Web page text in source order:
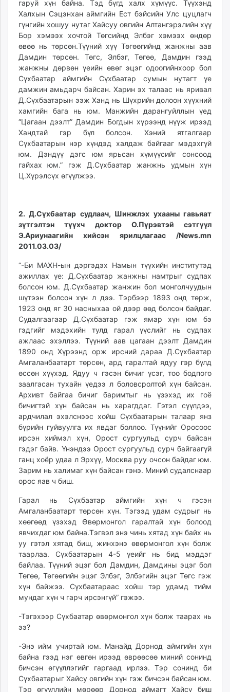
гаруй хүн байна. Тэд бүгд халх хүмүүс. Түүхэнд
Халхын Сэцэнхан аймгийн Ест бэйсийн Улс цуцлагч
гүнгийн хошуу нутаг Хайсуу овгийн Алтангэрэлийн хүү
Бор хэмээх хочтой Төгсийнд Элбэг хэмээх өндөр
өвөө нь төрсөн.Түүний хүү Төгөөгийнд жанжны аав
Дамдин төрсөн. Төгс, Элбэг, Төгөө, Дамдин гээд
жанжны дөрвөн үеийн өвөг эцэг одоогийнхоор бол
Сүхбаатар аймгийн Сүхбаатар сумын нутагт үе
дамжин амьдарч байсан. Харин эх талаас нь яривал
Д.Сүхбаатарын ээж Ханд нь Шүхрийн долоон хүүхний
хамгийн бага нь юм. Манжийн дарангуйллын үед
“Цагаан дээлт” Дамдин Богдын хүрээнд нүүж ирээд
Хандтай гэр бүл болсон. Хэний ятгалгаар
Сүхбаатарын нэр хүндэд халдаж байгааг мэдэхгүй
юм. Дэндүү дэгс юм ярьсан хүмүүсийг сонсоод
гайхах юм.” гэж Д.Сүхбаатар жанжнь удмын хүн
Ц.Хүрэлсүх өгүүлжээ.
2. Д.Сүхбаатар судлаач, Шинжлэх ухааны гавьяат
зүтгэлтэн түүхч доктор О.Пүрэвтэй сэтгүүл
Э.Ариунаагийн хийсэн ярилцлагаас /News.mn
2011.03.03/
“-Би МАХН-ын дэргэдэх Намын түүхийн институтэд
ажиллах үе: Д.Сүхбаатар жанжны намтрыг судпах
болсон юм. Д.Сүхбаатар жанжин бол монголчуудын
шүтээн болсон хүн л дээ. Тэрбээр 1893 онд төрж,
1923 онд яг 30 насныхаа ой дээр өөд болсон байдаг.
Судалгаагаар Д.Сүхбаатар гэж ямар хүн юм бэ
гэдгийг мэдэхийн тулд гарал үүслийг нь судпах
ажлаас эхэллээ. Түүний аав цагаан дээлт Дамдин
1890 онд Хүрээнд орж ирсний дараа Д.Сүхбаатар
Амгаланбаатарт төрсөн, ард гаралтай ядуу гэр бүлд
өссөн хүүхэд. Ядуу ч гэсэн бичиг үсэг, тоо бодпого
заалгасан тухайн үедээ л боловсролтой хүн байсан.
Архивт байгаа бичиг баримтыг нь үзэхэд их гоё
бичигтэй хүн байсан нь харагддаг. Гэтэл сүүлдээ,
ардчилал эхэлснээс хойш Сүхбаатарын талаар янз
бүрийн гуйвуулга их явдаг боллоо. Түүнийг Оросоос
ирсэн хиймэл хүн, Орост сургуульд сурч байсан
гэдэг байв. Үнэндээ Орост сургуульд сурч байгаагүй
ганц хоёр удаа л Эрхүү, Москва руу очсон байдаг юм.
Зарим нь халимаг хүн байсан гэнэ. Миний судалснаар
орос яав ч биш.
Гарал нь Сүхбаатар аймгийн хүн ч гэсэн
Амгаланбаатарт төрсөн хүн. Тэгээд удам судрыг нь
хөөгөөд үзэхэд Өвөрмонгол гаралтай хүн болоод
явчихдаг юм байна.Тэгвэл энэ чинь хятад хүн байх нь
уу гэтэл хятад биш, жинхэнэ өвөрмонгол хүн болж
таарлаа. Сүхбаатарын 4-5 үеийг нь бид мэддэг
байлаа. Түүний эцэг бол Дамдин, Дамдины эцэг бол
Төгөө, Төгөөгийн эцэг Элбэг, Элбэгийн эцэг Төгс гэж
хүн байжээ. Сүхбаатараас хойш тэр удамд тийм
мундаг хүн ч гарч ирсэнгүй” гэжээ.
-Тэгэхээр Сүхбаатар өвөрмонгол хүн болж таарах нь
ээ?
-Энэ ийм учиртай юм. Манайд Дорнод аймгийн хүн
байна гээд нэг өвгөн ирээд өврөөсөө миний сонинд
бичсэн өгүүллэгийг гаргаад ирлээ. Тэр cонинд би
Сүхбаатарыг Хайсу овгийн хүн гэж бичсэн байсан юм.
Тэр өгүүллийн мөрөөр Дорнод аймагт Хайсу биш